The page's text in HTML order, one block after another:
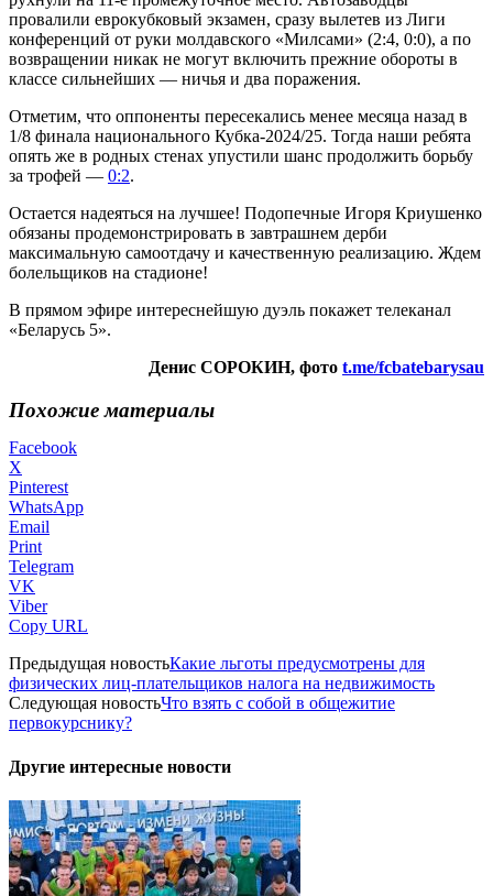
провалили еврокубковый экзамен, сразу вылетев из Лиги
конференций от руки молдавского «Милсами» (2:4, 0:0), а по
возвращении никак не могут включить прежние обороты в
классе сильнейших — ничья и два поражения.
Отметим, что оппоненты пересекались менее месяца назад в
1/8 финала национального Кубка-2024/25. Тогда наши ребята
опять же в родных стенах упустили шанс продолжить борьбу
за трофей — 0:2.
Остается надеяться на лучшее! Подопечные Игоря Криушенко
обязаны продемонстрировать в завтрашнем дерби
максимальную самоотдачу и качественную реализацию. Ждем
болельщиков на стадионе!
В прямом эфире интереснейшую дуэль покажет телеканал
«Беларусь 5».
Денис СОРОКИН, фото t.me/fcbatebarysau
Похожие материалы
Facebook
X
Pinterest
WhatsApp
Email
Print
Telegram
VK
Viber
Copy URL
Предыдущая новостьКакие льготы предусмотрены для
физических лиц-плательщиков налога на недвижимость
Следующая новостьЧто взять с собой в общежитие
первокурснику?
Другие интересные новости